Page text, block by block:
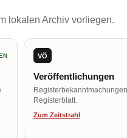
lokalen Archiv vorliegen.
VÖ
Veröffentlichungen
Registerblatt.
Zum Zeitstrahl